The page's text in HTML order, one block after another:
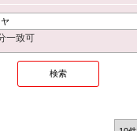
一致可